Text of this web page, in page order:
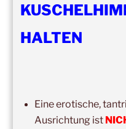
Erbach/Rheingau
HALTEN
Eine erotische,
Ausrichtung ist